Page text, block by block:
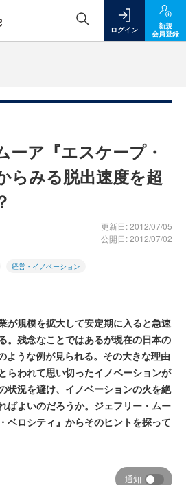
ログイン
新規
会員登録
ーア『エスケープ・
らみる脱出速度を超
更新日: 2012/07/05
公開日: 2012/07/02
経営・イノベーション
が規模を拡大して安定期に入ると急速
。残念なことではあるが現在の日本の
ような例が見られる。その大きな理由
らわれて思い切ったイノベーションが
状況を避け、イノベーションの火を絶
ばよいのだろうか。ジェフリー・ムー
ベロシティ』からそのヒントを探って
通知